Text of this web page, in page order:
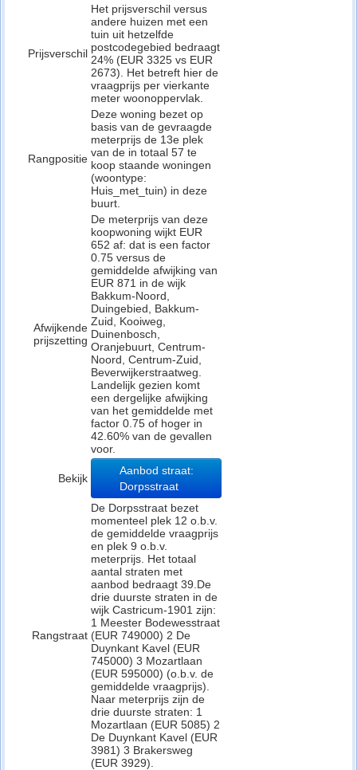
Prijsverschil
Het prijsverschil versus
andere huizen met een
tuin uit hetzelfde
postcodegebied bedraagt
24% (EUR 3325 vs EUR
2673). Het betreft hier de
vraagprijs per vierkante
meter woonoppervlak.
Rangpositie
Deze woning bezet op
basis van de gevraagde
meterprijs de 13e plek
van de in totaal 57 te
koop staande woningen
(woontype:
Huis_met_tuin) in deze
buurt.
Afwijkende
prijszetting
De meterprijs van deze
koopwoning wijkt EUR
652 af: dat is een factor
0.75 versus de
gemiddelde afwijking van
EUR 871 in de wijk
Bakkum-Noord,
Duingebied, Bakkum-
Zuid, Kooiweg,
Duinenbosch,
Oranjebuurt, Centrum-
Noord, Centrum-Zuid,
Beverwijkerstraatweg.
Landelijk gezien komt
een dergelijke afwijking
van het gemiddelde met
factor 0.75 of hoger in
42.60% van de gevallen
voor.
Bekijk
Aanbod straat:
Dorpsstraat
Rangstraat
De Dorpsstraat bezet
momenteel plek 12 o.b.v.
de gemiddelde vraagprijs
en plek 9 o.b.v.
meterprijs. Het totaal
aantal straten met
aanbod bedraagt 39.De
drie duurste straten in de
wijk Castricum-1901 zijn:
1 Meester Bodewesstraat
(EUR 749000) 2 De
Duynkant Kavel (EUR
745000) 3 Mozartlaan
(EUR 595000) (o.b.v. de
gemiddelde vraagprijs).
Naar meterprijs zijn de
drie duurste straten: 1
Mozartlaan (EUR 5085) 2
De Duynkant Kavel (EUR
3981) 3 Brakersweg
(EUR 3929).